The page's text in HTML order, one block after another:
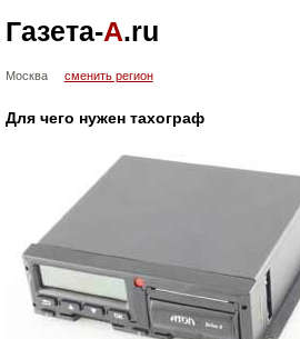
Газета-А.ru
Москва сменить регион
Для чего нужен тахограф